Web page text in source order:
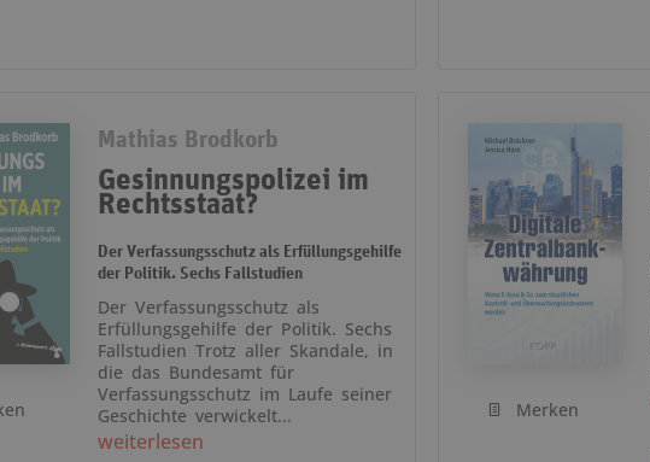
Mathias Brodkorb
Gesinnungspolizei im
Rechtsstaat?
Der Verfassungsschutz als Erfüllungsgehilfe
der Politik. Sechs Fallstudien
Der Verfassungsschutz als
Erfüllungsgehilfe der Politik. Sechs
Fallstudien Trotz aller Skandale, in
die das Bundesamt für
Verfassungsschutz im Laufe seiner
Geschichte verwickelt...
weiterlesen
Merken